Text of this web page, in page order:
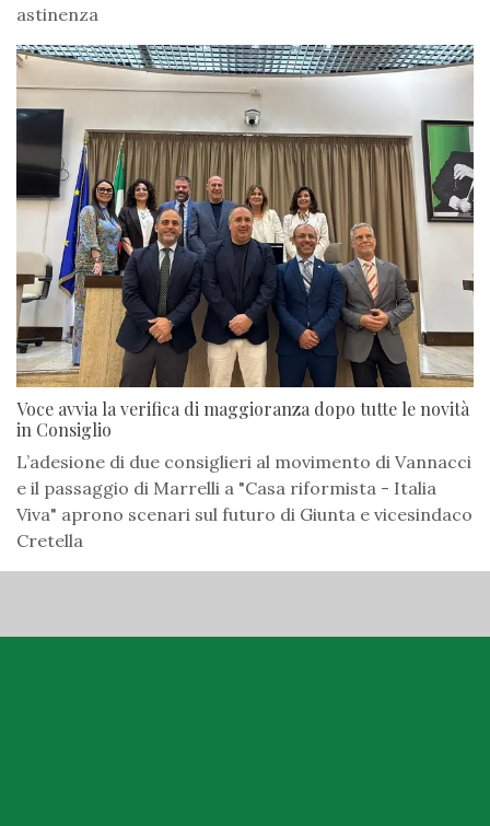
astinenza
Voce avvia la verifica di maggioranza dopo tutte le novità
in Consiglio
L’adesione di due consiglieri al movimento di Vannacci
e il passaggio di Marrelli a "Casa riformista - Italia
Viva" aprono scenari sul futuro di Giunta e vicesindaco
Cretella